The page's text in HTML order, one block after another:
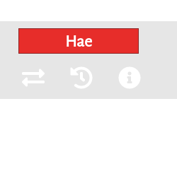
Hae